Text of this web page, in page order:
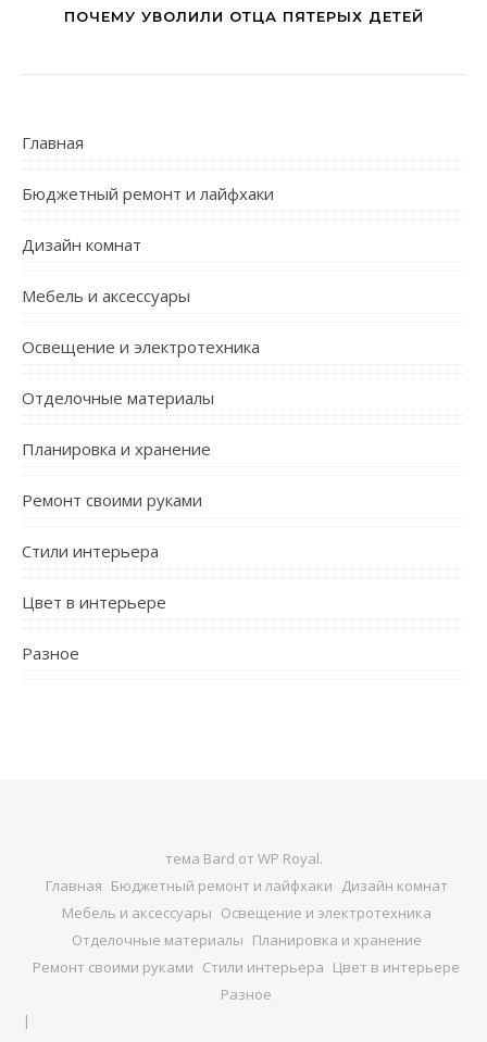
ПОЧЕМУ УВОЛИЛИ ОТЦА ПЯТЕРЫХ ДЕТЕЙ
Главная
Бюджетный ремонт и лайфхаки
Дизайн комнат
Мебель и аксессуары
Освещение и электротехника
Отделочные материалы
Планировка и хранение
Ремонт своими руками
Стили интерьера
Цвет в интерьере
Разное
тема Bard от WP Royal.
Главная Бюджетный ремонт и лайфхаки Дизайн комнат
Мебель и аксессуары Освещение и электротехника
Отделочные материалы Планировка и хранение
Ремонт своими руками Стили интерьера Цвет в интерьере
Разное